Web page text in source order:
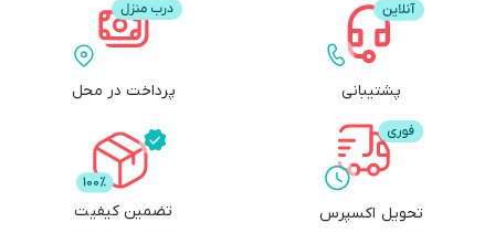
پشتیبانی پرداخت در محل
تحویل اکسپرس تضمین کیفیت